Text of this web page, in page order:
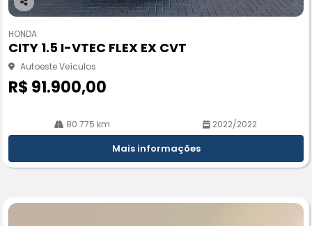
Co
pa
rtil
he
HONDA
CITY 1.5 I-VTEC FLEX EX CVT
Autoeste Veículos
R$ 91.900,00
80.775 km 2022/2022
Mais informações